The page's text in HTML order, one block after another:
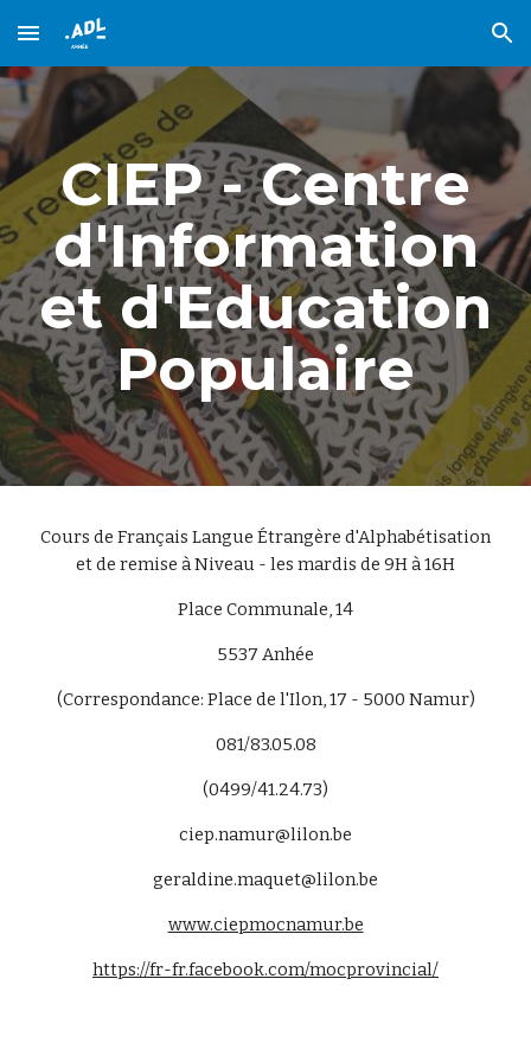
Skip to main content Skip to navigation
CIEP - Centre
d'Information
et d'Education
Populaire
Cours de Français Langue Étrangère d'Alphabétisation
et de remise à Niveau - les mardis de 9H à 16H
Place Communale, 14
5537 Anhée
(Correspondance: Place de l'Ilon, 17 - 5000 Namur)
081/83.05.08
(0499/41.24.73)
ciep.namur@lilon.be
geraldine.maquet@lilon.be
www.ciepmocnamur.be
https://fr-fr.facebook.com/mocprovincial/